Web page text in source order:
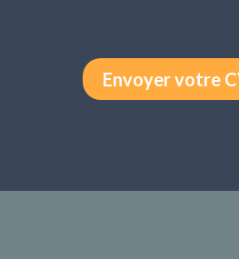
Envoyer votre